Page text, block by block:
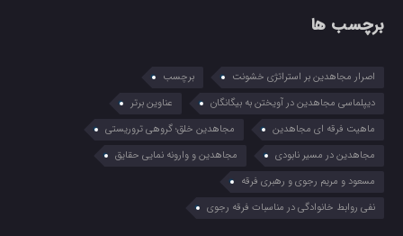
برچسب ها
اصرار مجاهدین بر استراتژی خشونت
برچسب
دیپلماسی مجاهدین در آویختن به بیگانگان
عناوین برتر
ماهیت فرقه ای مجاهدین
مجاهدین خلق؛ گروهی تروریستی
مجاهدین در مسیر نابودی
مجاهدین و وارونه نمایی حقایق
مسعود و مریم رجوی و رهبری فرقه
نفی روابط خانوادگی در مناسبات فرقه رجوی